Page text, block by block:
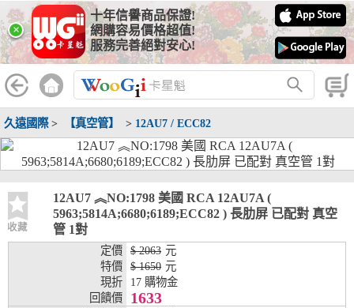
×
十年信譽商品保證!
網購容易價格超值!
服務完善絕對安心!
久遠國際> 【真空管】 > 12AU7 / ECC82
收藏
12AU7 ︽NO:1798 美國 RCA 12AU7A (
5963;5814A;6680;6189;ECC82 ) 長肋屏 已配對 真空
管 1對
定價 $ 2063 元
特價
$ 1650 元
現折
17 購物金
回饋價
1633
線上分期銀行
WooGii 與 綠界 合作，『信用卡分期付款』 與 『信用卡零利率
分期付款』 的配合銀行如下：
分期期數 提供分期之銀行
兆豐銀行、合作金庫、第一銀行、華南銀行、
彰化銀行、上海銀行、富邦銀行、國泰世華、
台灣企銀、台中銀行、匯豐銀行、華泰銀行、
銀、元大銀行、永豐銀行、玉山銀行、凱基銀
行、星展銀行、台新銀行、安泰銀行、中國信
兆豐銀行、合作金庫、第一銀行、華南銀行、
彰化銀行、上海銀行、富邦銀行、國泰世華、
台灣企銀、台中銀行、匯豐銀行、華泰銀行、
臺灣新光銀行、陽信銀行、聯邦銀行、遠東商